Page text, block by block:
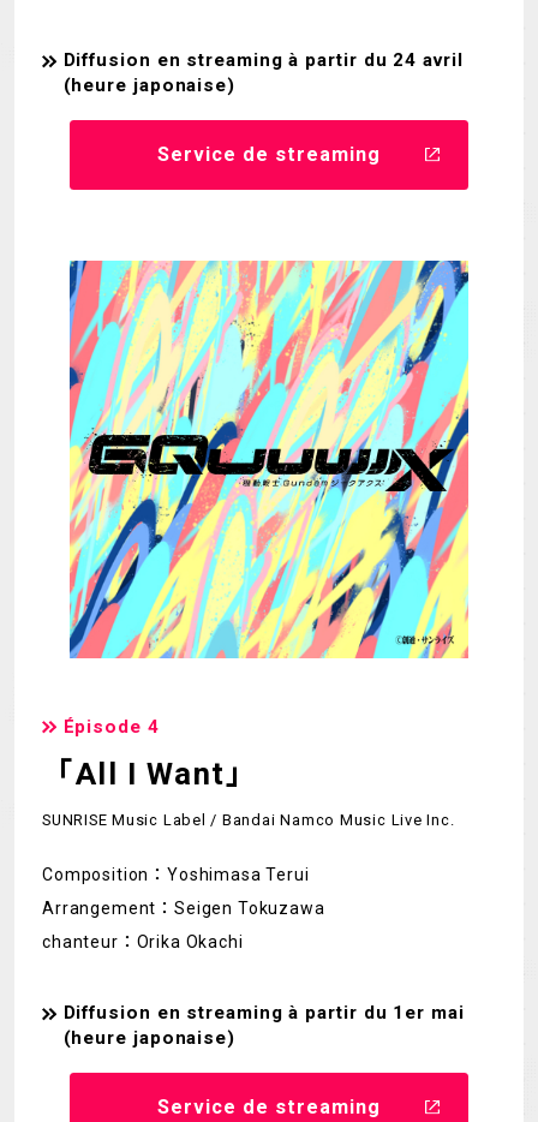
Diffusion en streaming à partir du 24 avril
(heure japonaise)
Service de streaming
Épisode 4
「All I Want」
SUNRISE Music Label / Bandai Namco Music Live Inc.
Composition：Yoshimasa Terui
Arrangement：Seigen Tokuzawa
chanteur：Orika Okachi
Diffusion en streaming à partir du 1er mai
(heure japonaise)
Service de streaming